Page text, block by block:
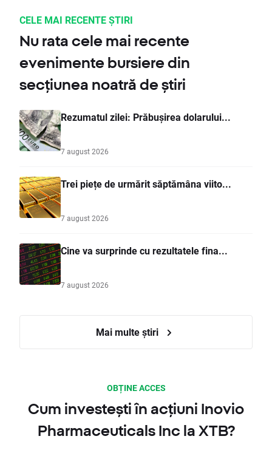
CELE MAI RECENTE ȘTIRI
Nu rata cele mai recente
evenimente bursiere din
secțiunea noatră de știri
Rezumatul zilei: Prăbușirea dolarului...
7 august 2026
Trei piețe de urmărit săptămâna viito...
7 august 2026
Cine va surprinde cu rezultatele fina...
7 august 2026
Mai multe știri
OBȚINE ACCES
Cum investești în acțiuni Inovio
Pharmaceuticals Inc la XTB?